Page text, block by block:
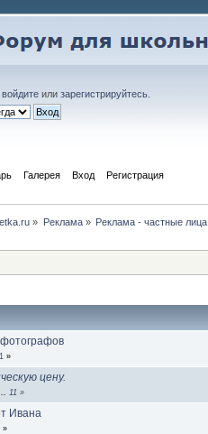
войдите илизарегистрируйтесь
Галерея Вход Регистрация
» Реклама» Реклама - частные лица
»
цену.
11 »
Ивана
»